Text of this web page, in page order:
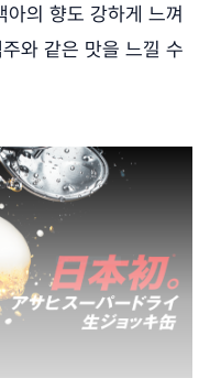
의 향도 강하게 느껴
와 같은 맛을 느낄 수